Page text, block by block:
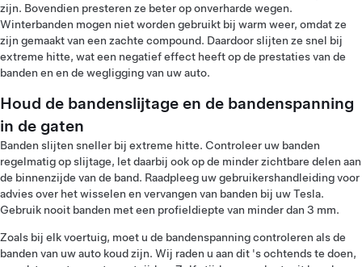
zijn. Bovendien presteren ze beter op onverharde wegen.
Winterbanden mogen niet worden gebruikt bij warm weer, omdat ze
zijn gemaakt van een zachte compound. Daardoor slijten ze snel bij
extreme hitte, wat een negatief effect heeft op de prestaties van de
banden en en de wegligging van uw auto.
Houd de bandenslijtage en de bandenspanning
in de gaten
Banden slijten sneller bij extreme hitte. Controleer uw banden
regelmatig op slijtage, let daarbij ook op de minder zichtbare delen aan
de binnenzijde van de band. Raadpleeg uw gebruikershandleiding voor
advies over het wisselen en vervangen van banden bij uw Tesla.
Gebruik nooit banden met een profieldiepte van minder dan 3 mm.
Zoals bij elk voertuig, moet u de bandenspanning controleren als de
banden van uw auto koud zijn. Wij raden u aan dit 's ochtends te doen,